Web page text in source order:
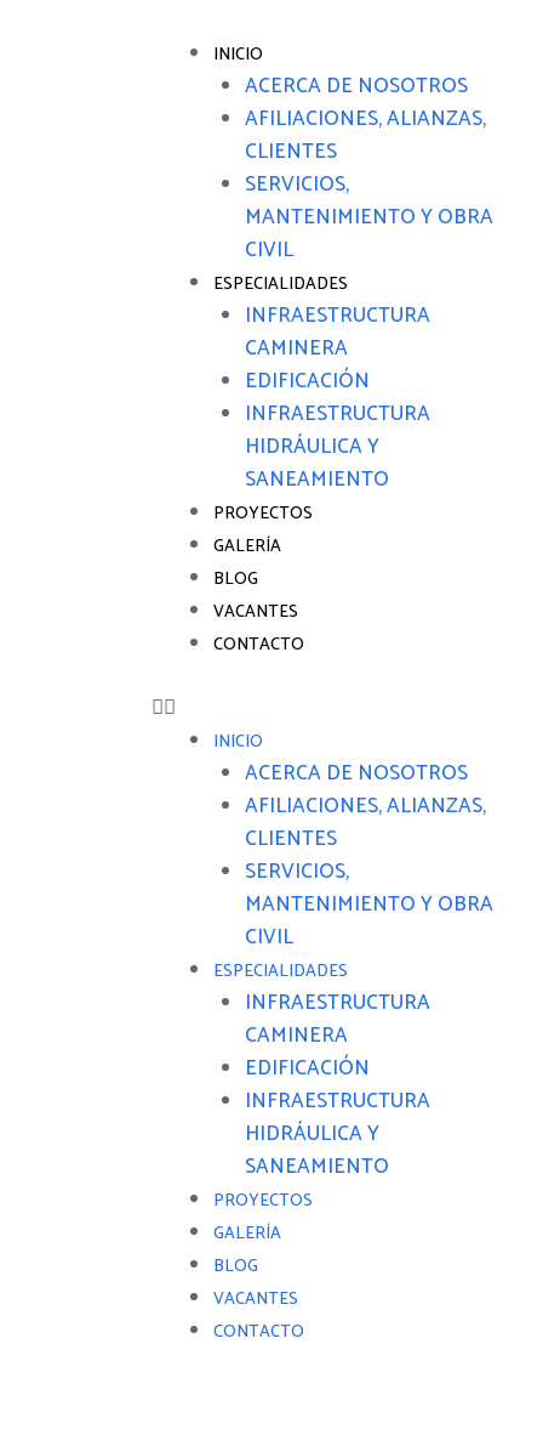
INICIO
ACERCA DE NOSOTROS
AFILIACIONES, ALIANZAS,
CLIENTES
SERVICIOS,
MANTENIMIENTO Y OBRA
CIVIL
ESPECIALIDADES
INFRAESTRUCTURA
CAMINERA
EDIFICACIÓN
INFRAESTRUCTURA
HIDRÁULICA Y
SANEAMIENTO
PROYECTOS
GALERÍA
BLOG
VACANTES
CONTACTO
INICIO
ACERCA DE NOSOTROS
AFILIACIONES, ALIANZAS,
CLIENTES
SERVICIOS,
MANTENIMIENTO Y OBRA
CIVIL
ESPECIALIDADES
INFRAESTRUCTURA
CAMINERA
EDIFICACIÓN
INFRAESTRUCTURA
HIDRÁULICA Y
SANEAMIENTO
PROYECTOS
GALERÍA
BLOG
VACANTES
CONTACTO